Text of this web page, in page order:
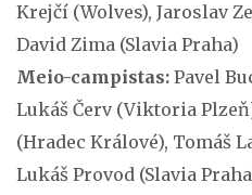
Krejčí (Wolves), Jaroslav
David Zima (Slavia Praha)
Meio-campistas: Pavel
Lukáš Červ (Viktoria
(Hradec Králové), Tomáš
Lukáš Provod (Slavia